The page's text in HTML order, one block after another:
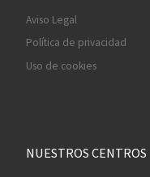
Aviso Legal
Política de privacidad
Uso de cookies
NUESTROS CENTROS